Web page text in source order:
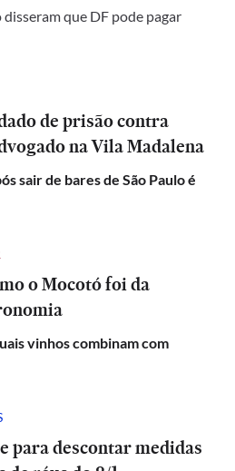
que DF pode pagar
de prisão contra
na Vila Madalena
sair de bares de São Paulo é
o Mocotó foi da
vinhos combinam com
para descontar medidas